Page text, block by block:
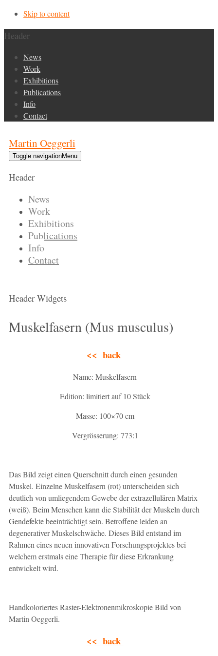
Skip to content
Header
News
Work
Exhibitions
Publications
Info
Contact
Martin Oeggerli
Toggle navigationMenu
Header
News
Work
Exhibitions
Publications
Info
Contact
Header Widgets
Muskelfasern (Mus musculus)
<< back
Name: Muskelfasern
Edition: limitiert auf 10 Stück
Masse: 100×70 cm
Vergrösserung: 773:1
Das Bild zeigt einen Querschnitt durch einen gesunden
Muskel. Einzelne Muskelfasern (rot) unterscheiden sich
deutlich von umliegendem Gewebe der extrazellulären Matrix
(weiß). Beim Menschen kann die Stabilität der Muskeln durch
Gendefekte beeinträchtigt sein. Betroffene leiden an
degenerativer Muskelschwäche. Dieses Bild entstand im
Rahmen eines neuen innovativen Forschungsprojektes bei
welchem erstmals eine Therapie für diese Erkrankung
entwickelt wird.
Handkoloriertes Raster-Elektronenmikroskopie Bild von
Martin Oeggerli.
<< back